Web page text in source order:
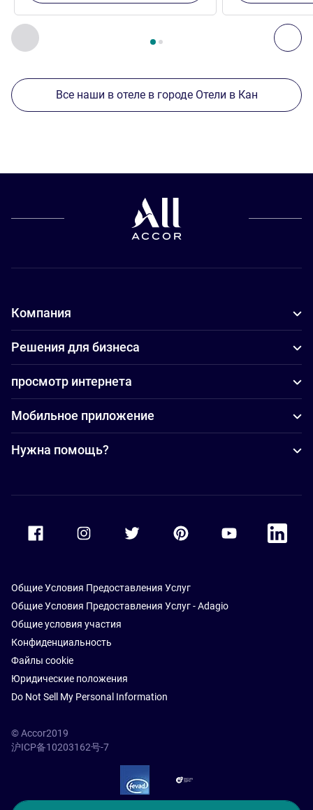
Назад - Другие отели поблизости
Страница , Другие отели поблизости 1 :, Другие
Все наши в отеле в городе Отели в Кан
Компания
Решения для бизнеса
просмотр интернета
Мобильное приложение
Нужна помощь?
Accor Facebook Accor TwitterAccor PinterestAccor Youtube
Accor
Общие Условия Предоставления Услуг
Общие Условия Предоставления Услуг - Adagio
Общие условия участия
Конфиденциальность
Файлы cookie
Юридические положения
Do Not Sell My Personal Information
© Accor2019
沪ICP备10203162号-7